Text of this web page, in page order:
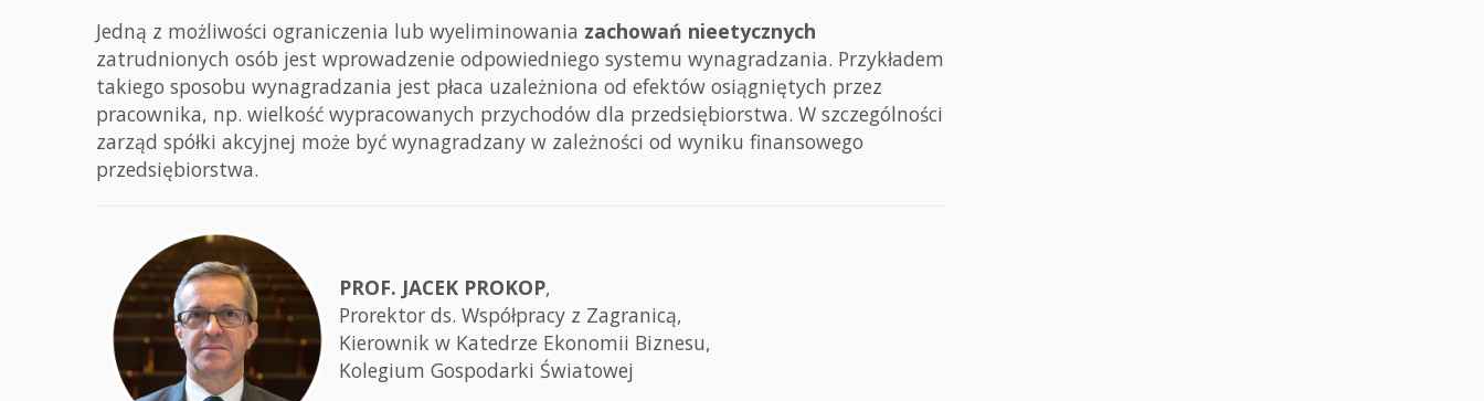
Jedną z możliwości ograniczenia lub wyeliminowania zachowań nieetycznych
zatrudnionych osób jest wprowadzenie odpowiedniego systemu wynagradzania. Przykładem
takiego sposobu wynagradzania jest płaca uzależniona od efektów osiągniętych przez
pracownika, np. wielkość wypracowanych przychodów dla przedsiębiorstwa. W szczególności
zarząd spółki akcyjnej może być wynagradzany w zależności od wyniku finansowego
przedsiębiorstwa.
PROF. JACEK PROKOP,
Prorektor ds. Współpracy z Zagranicą,
Kierownik w Katedrze Ekonomii Biznesu,
Kolegium Gospodarki Światowej